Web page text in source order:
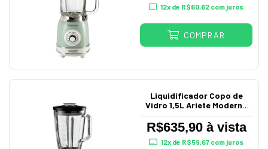
12x de R$60,62 com juros
COMPRAR
Liquidificador Copo de
Vidro 1,5L Ariete Moderna
R$635,90 à vista
12x de R$59,67com juros